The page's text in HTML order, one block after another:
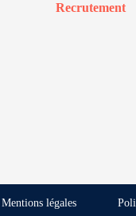
Recrutement
Mentions légales